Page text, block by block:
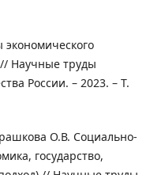
Научные труды
России. – 2023. – Т.
О.В. Социально-
государство,